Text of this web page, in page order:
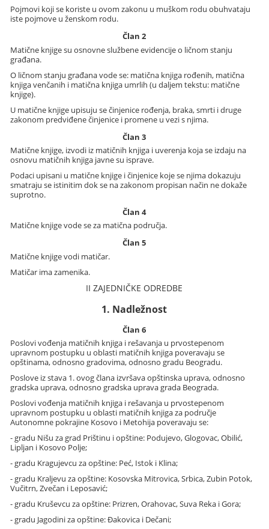
Pojmovi koji se koriste u ovom zakonu u muškom rodu obuhvataju
iste pojmove u ženskom rodu.
Član 2
Matične knjige su osnovne službene evidencije o ličnom stanju
građana.
O ličnom stanju građana vode se: matična knjiga rođenih, matična
knjiga venčanih i matična knjiga umrlih (u daljem tekstu: matične
knjige).
U matične knjige upisuju se činjenice rođenja, braka, smrti i druge
zakonom predviđene činjenice i promene u vezi s njima.
Član 3
Matične knjige, izvodi iz matičnih knjiga i uverenja koja se izdaju na
osnovu matičnih knjiga javne su isprave.
Podaci upisani u matične knjige i činjenice koje se njima dokazuju
smatraju se istinitim dok se na zakonom propisan način ne dokaže
suprotno.
Član 4
Matične knjige vode se za matična područja.
Član 5
Matične knjige vodi matičar.
Matičar ima zamenika.
II ZAJEDNIČKE ODREDBE
1. Nadležnost
Član 6
Poslovi vođenja matičnih knjiga i rešavanja u prvostepenom
upravnom postupku u oblasti matičnih knjiga poveravaju se
opštinama, odnosno gradovima, odnosno gradu Beogradu.
Poslove iz stava 1. ovog člana izvršava opštinska uprava, odnosno
gradska uprava, odnosno gradska uprava grada Beograda.
Poslovi vođenja matičnih knjiga i rešavanja u prvostepenom
upravnom postupku u oblasti matičnih knjiga za područje
Autonomne pokrajine Kosovo i Metohija poveravaju se:
- gradu Nišu za grad Prištinu i opštine: Podujevo, Glogovac, Obilić,
Lipljan i Kosovo Polje;
- gradu Kragujevcu za opštine: Peć, Istok i Klina;
- gradu Kraljevu za opštine: Kosovska Mitrovica, Srbica, Zubin Potok,
Vučitrn, Zvečan i Leposavić;
- gradu Kruševcu za opštine: Prizren, Orahovac, Suva Reka i Gora;
- gradu Jagodini za opštine: Đakovica i Dečani;